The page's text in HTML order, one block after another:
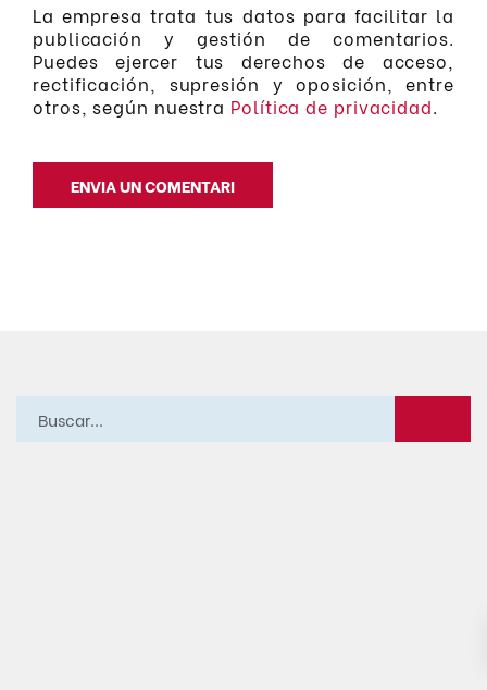
La empresa trata tus datos para facilitar la
publicación y gestión de comentarios.
Puedes ejercer tus derechos de acceso,
rectificación, supresión y oposición, entre
otros, según nuestra Política de privacidad